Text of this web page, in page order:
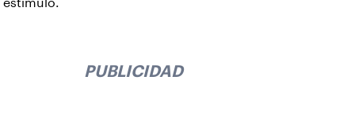
estímulo.
PUBLICIDAD